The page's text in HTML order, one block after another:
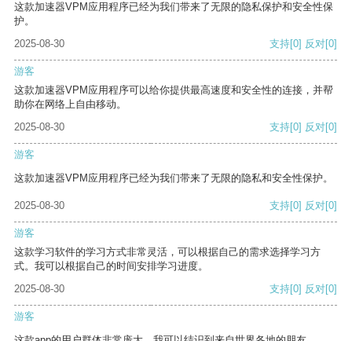
这款加速器VPM应用程序已经为我们带来了无限的隐私保护和安全性保
护。
2025-08-30
支持[0] 反对[0]
游客
这款加速器VPM应用程序可以给你提供最高速度和安全性的连接，并帮
助你在网络上自由移动。
2025-08-30
支持[0] 反对[0]
游客
这款加速器VPM应用程序已经为我们带来了无限的隐私和安全性保护。
2025-08-30 支持[0] 反对[0]
游客
这款学习软件的学习方式非常灵活，可以根据自己的需求选择学习方
式。我可以根据自己的时间安排学习进度。
2025-08-30
支持[0] 反对[0]
游客